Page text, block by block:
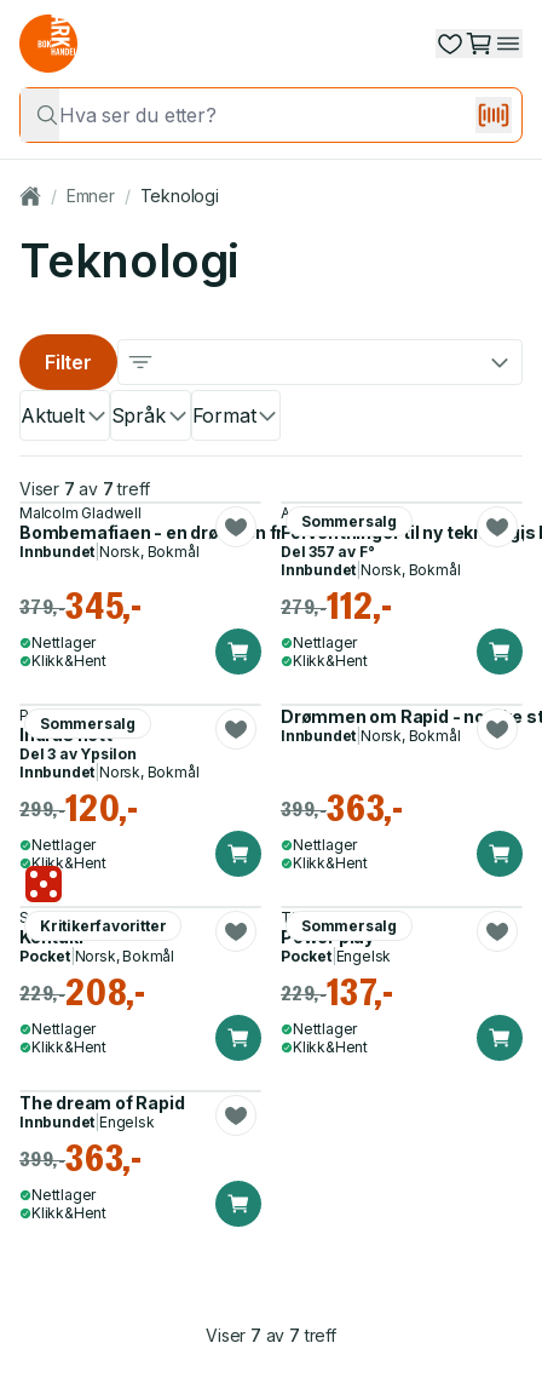
/ Emner / Teknologi
Teknologi
Aktuelt Språk Format
Filter
Viser 7 av 7 treff
Malcolm Gladwell
Bombemafiaen - en drøm, en fristelse og andre
Innbundet |Norsk, Bokmål
379,-345,-
Nettlager
Klikk&Hent
Sommersalg
Audun Mortensen
Forventninger til ny teknologi
Del 357 av F°
Innbundet |Norsk, Bokmål
279,-112,-
Nettlager
Klikk&Hent
Sommersalg
Petter Fergestad
Indras nett
Del 3 av Ypsilon
Innbundet |Norsk, Bokmål
299,-120,-
Nettlager
Klikk&Hent
Drømmen om Rapid - norske
Innbundet |Norsk, Bokmål
399,-363,-
Nettlager
Klikk&Hent
Kritikerfavoritter
Samanta Schweblin
Kentuki
Pocket| Norsk, Bokmål
229,-208,-
Nettlager
Klikk&Hent
Sommersalg
Tim Higgins
Power play
Pocket| Engelsk
229,-137,-
Nettlager
Klikk&Hent
The dream of Rapid
Innbundet |Engelsk
399,-363,-
Nettlager
Klikk&Hent
Viser 7 av 7 treff